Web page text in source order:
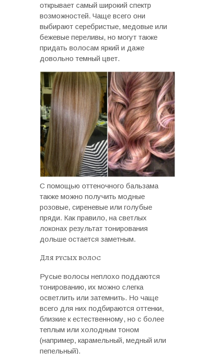
открывает самый широкий спектр
возможностей. Чаще всего они
выбирают серебристые, медовые или
бежевые переливы, но могут также
придать волосам яркий и даже
довольно темный цвет.
С помощью оттеночного бальзама
также можно получить модные
розовые, сиреневые или голубые
пряди. Как правило, на светлых
локонах результат тонирования
дольше остается заметным.
Для русых волос
Русые волосы неплохо поддаются
тонированию, их можно слегка
осветлить или затемнить. Но чаще
всего для них подбираются оттенки,
близкие к естественному, но с более
теплым или холодным тоном
(например, карамельный, медный или
пепельный).